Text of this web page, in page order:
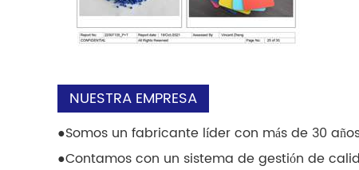
NUESTRA EMPRESA
●Somos un fabricante líder con más de 30
●Contamos con un sistema de gestión de